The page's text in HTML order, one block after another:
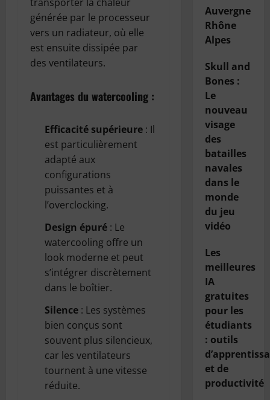
générée par le processeur
vers un radiateur, où elle
est ensuite dissipée par
des ventilateurs.
Avantages du watercooling :
Efficacité supérieure : Il
est particulièrement
adapté aux
configurations
puissantes et à
l’overclocking.
Design épuré : Le
watercooling offre un
look moderne et peut
s’intégrer discrètement
dans le boîtier.
Silence : Les systèmes
bien conçus sont
souvent plus silencieux,
car les ventilateurs
tournent à une vitesse
réduite.
Auvergne
Rhône
Alpes
Skull and
Bones :
Le
nouveau
visage
des
batailles
navales
dans le
monde
du jeu
vidéo
Les
meilleures
IA
gratuites
pour les
étudiants
: outils
et de
productivité